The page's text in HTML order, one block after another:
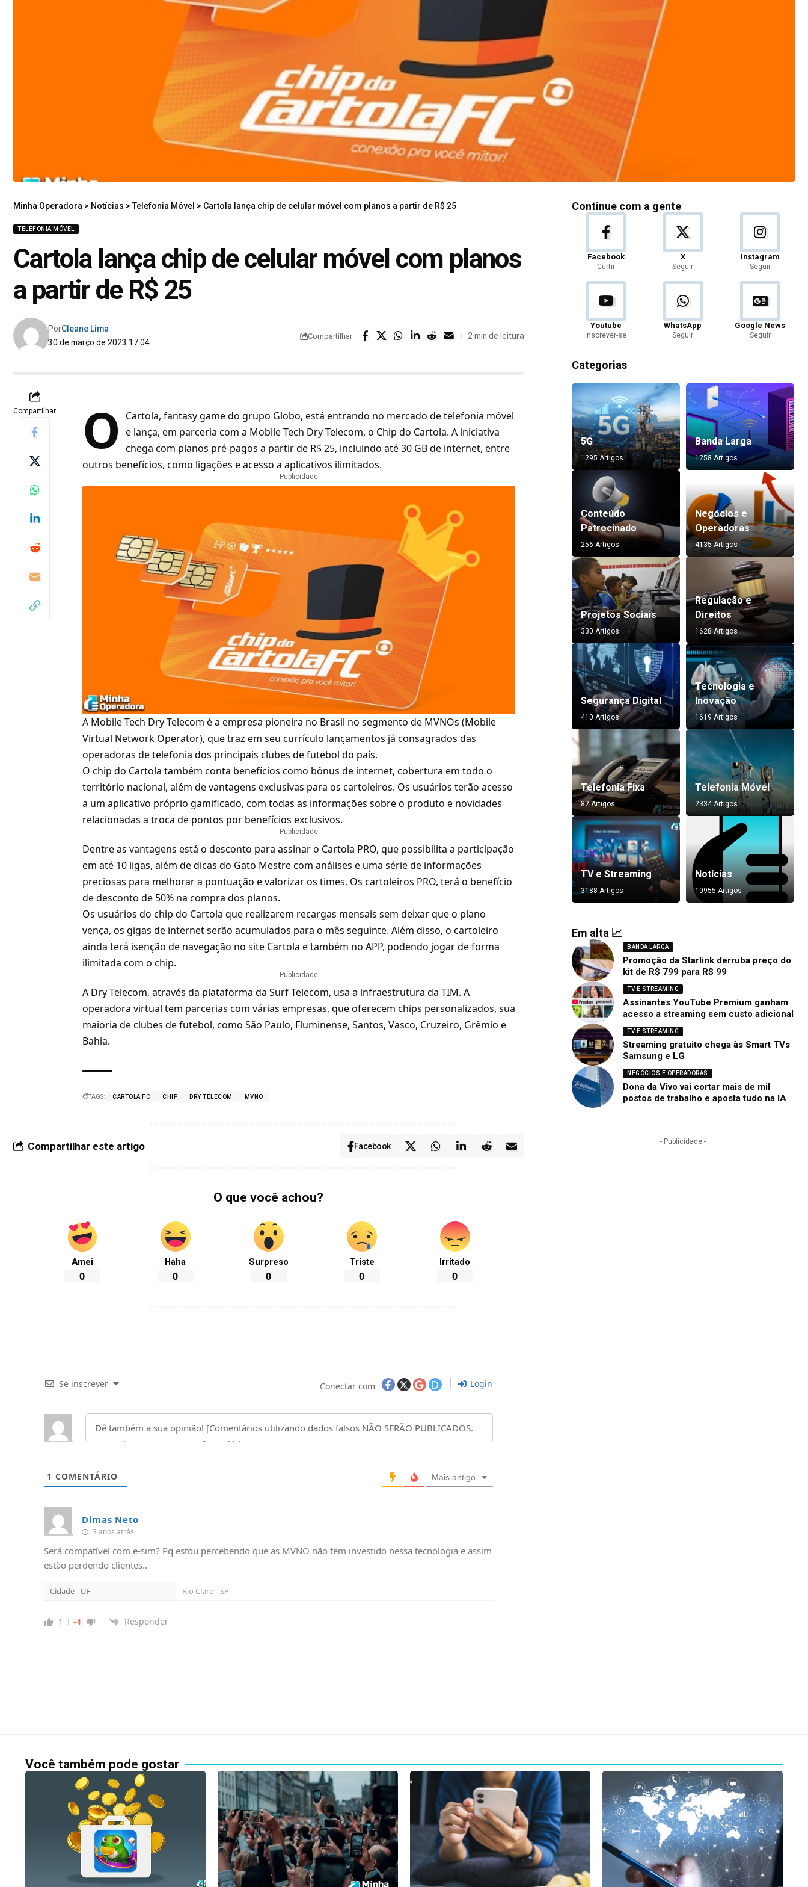
Minha Operadora > Notícias > Telefonia Móvel > Cartola lança chip de celular móvel com planos a partir de R$ 25
TELEFONIA MÓVEL
Cartola lança chip de celular móvel com planos
a partir de R$ 25
30 de março de 2023 17:04
PorCleane Lima
Compartilhar 2 min de leitura
Compartilhar O
Cartola, fantasy game do grupo Globo, está entrando no mercado de telefonia móvel
e lança, em parceria com a Mobile Tech Dry Telecom, o Chip do Cartola. A iniciativa
chega com planos pré-pagos a partir de R$ 25, incluindo até 30 GB de internet, entre
outros benefícios, como ligações e acesso a aplicativos ilimitados.
- Publicidade -
A Mobile Tech Dry Telecom é a empresa pioneira no Brasil no segmento de MVNOs (Mobile
Virtual Network Operator), que traz em seu currículo lançamentos já consagrados das
operadoras de telefonia dos principais clubes de futebol do país.
O chip do Cartola também conta benefícios como bônus de internet, cobertura em todo o
território nacional, além de vantagens exclusivas para os cartoleiros. Os usuários terão acesso
a um aplicativo próprio gamificado, com todas as informações sobre o produto e novidades
relacionadas a troca de pontos por benefícios exclusivos.
- Publicidade -
Dentre as vantagens está o desconto para assinar o Cartola PRO, que possibilita a participação
em até 10 ligas, além de dicas do Gato Mestre com análises e uma série de informações
preciosas para melhorar a pontuação e valorizar os times. Os cartoleiros PRO, terá o benefício
de desconto de 50% na compra dos planos.
Os usuários do chip do Cartola que realizarem recargas mensais sem deixar que o plano
vença, os gigas de internet serão acumulados para o mês seguinte. Além disso, o cartoleiro
ainda terá isenção de navegação no site Cartola e também no APP, podendo jogar de forma
ilimitada com o chip.
- Publicidade -
A Dry Telecom, através da plataforma daSurf Telecom, usa a infraestrutura da TIM. A
operadora virtual tem parcerias com várias empresas, que oferecem chips personalizados, sua
maioria de clubes de futebol, como São Paulo, Fluminense, Santos, Vasco, Cruzeiro, Grêmio e
Bahia.
TAGS: CARTOLA FC CHIP DRY TELECOM MVNO
Compartilhar este artigo Facebook
O que você achou?
Amei
0
Haha
0
Surpreso
0
Triste
0
Irritado
0
Se inscrever Conectar com Login
1 COMENTÁRIO Mais antigo
Dimas Neto
3 anos atrás
Será compatível com e-sim? Pq estou percebendo que as MVNO não tem investido nessa tecnologia e assim
estão perdendo clientes..
Cidade - UF Rio Claro - SP
1 -4 Responder
Continue com a gente
Facebook
Curtir
X
Seguir
Instagram
Seguir
Youtube
Inscrever-se
WhatsApp
Seguir
Google News
Seguir
Categorias
5G
1295 Artigos
Banda Larga
1258 Artigos
Conteúdo
Patrocinado
256 Artigos
Negócios e
Operadoras
4135 Artigos
Projetos Sociais
330 Artigos
Regulação e
Direitos
1628 Artigos
Segurança Digital
410 Artigos
Tecnologia e
Inovação
1619 Artigos
Telefonia Fixa
82 Artigos
Telefonia Móvel
2334 Artigos
TV e Streaming
3188 Artigos
Notícias
10955 Artigos
Em alta 📈
BANDA LARGA
Promoção da Starlink derruba preço do
kit de R$ 799 para R$ 99
TV E STREAMING
Assinantes YouTube Premium ganham
acesso a streaming sem custo adicional
TV E STREAMING
Streaming gratuito chega às Smart TVs
Samsung e LG
NEGÓCIOS E OPERADORAS
Dona da Vivo vai cortar mais de mil
postos de trabalho e aposta tudo na IA
- Publicidade -
Você também pode gostar